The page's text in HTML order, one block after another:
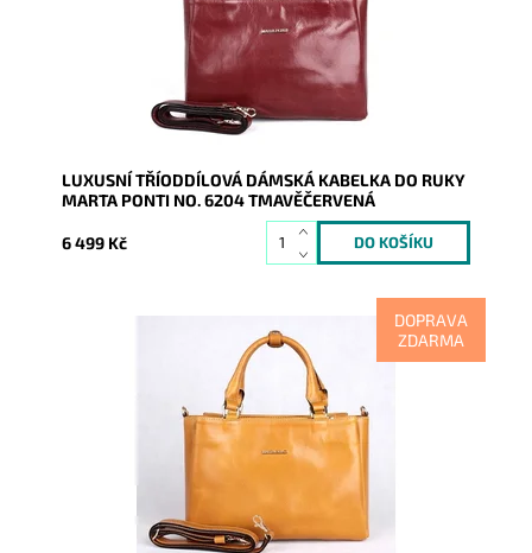
Skladem
9963
Marta Ponti
2 roky
LUXUSNÍ TŘÍODDÍLOVÁ DÁMSKÁ KABELKA DO RUKY
MARTA PONTI NO. 6204 TMAVĚČERVENÁ
6 499 Kč
DOPRAVA
ZDARMA
Tříoddílová luxusní kožená dámská kabelka do ruky
ideální velikosti portugalské značky Marta Ponti v
Skladem
9964